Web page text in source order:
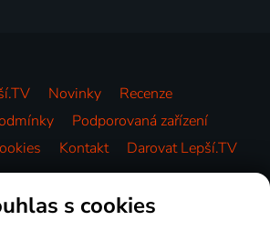
Novinky
Recenze
Podporovaná zařízení
Kontakt Darovat Lepší.TV
Videotéka
s cookies